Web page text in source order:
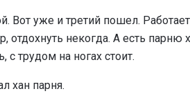
Вот уже и третий пошел.
отдохнуть некогда. А есть парню
с трудом на ногах стоит.
хан парня.